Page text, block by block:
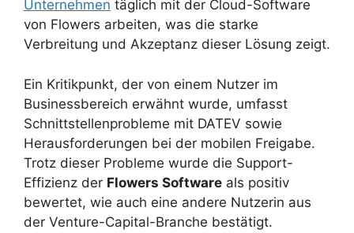
Unternehmen täglich mit der Cloud-Software
von Flowers arbeiten, was die starke
Verbreitung und Akzeptanz dieser Lösung zeigt.
Ein Kritikpunkt, der von einem Nutzer im
Businessbereich erwähnt wurde, umfasst
Schnittstellenprobleme mit DATEV sowie
Herausforderungen bei der mobilen Freigabe.
Trotz dieser Probleme wurde die Support-
Effizienz der Flowers Software als positiv
bewertet, wie auch eine andere Nutzerin aus
der Venture-Capital-Branche bestätigt.